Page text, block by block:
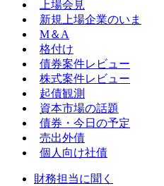
上場会見
新規上場企業のいま
M＆A
格付け
債券案件レビュー
株式案件レビュー
起債観測
資本市場の話題
債券・今日の予定
売出外債
個人向け社債
財務担当に聞く